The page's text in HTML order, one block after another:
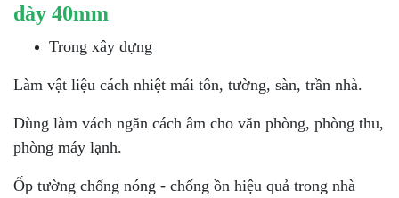
dày 40mm
Trong xây dựng
Làm vật liệu cách nhiệt mái tôn, tường, sàn, trần nhà.
Dùng làm vách ngăn cách âm cho văn phòng, phòng thu,
phòng máy lạnh.
Ốp tường chống nóng - chống ồn hiệu quả trong nhà